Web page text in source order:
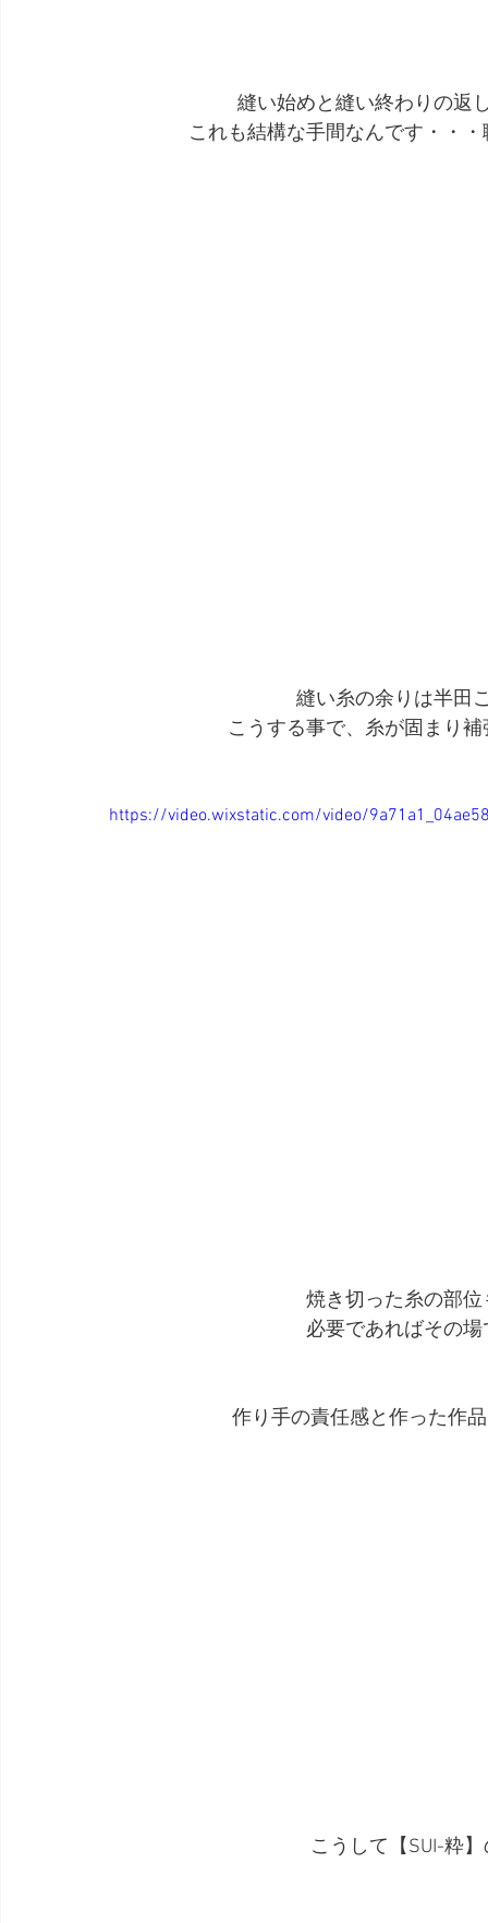
縫い始めと縫い終わりの返
これも結構な手間なんです・・
縫い糸の余りは半田
こうする事で、糸が固まり
https://video.wixstatic.com/video/
焼き切った糸の部
必要であればその
作り手の責任感と作った作
こうして【SUI-粋